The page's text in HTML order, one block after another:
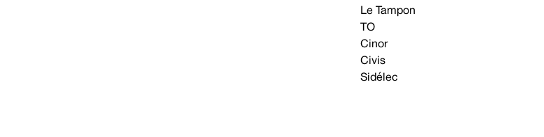
Le Tampon
TO
Cinor
Civis
Sidélec